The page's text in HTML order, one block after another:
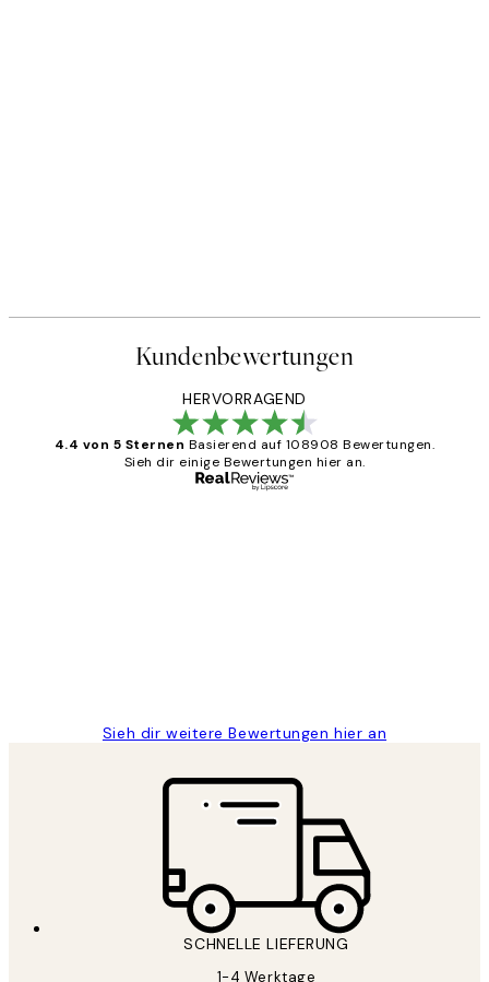
Kundenbewertungen
HERVORRAGEND
4.4 von 5 Sternen Basierend auf 108908 Bewertungen.
Sieh dir einige Bewertungen hier an.
Sieh dir weitere Bewertungen hier an
SCHNELLE LIEFERUNG
1-4 Werktage